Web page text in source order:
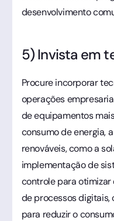
desenvolvimento
5) Invista em
Procure incorporar
operações
de equipamentos
consumo de energia,
renováveis, como a
implementação de
controle para otimizar
de processos digitais,
para reduzir o